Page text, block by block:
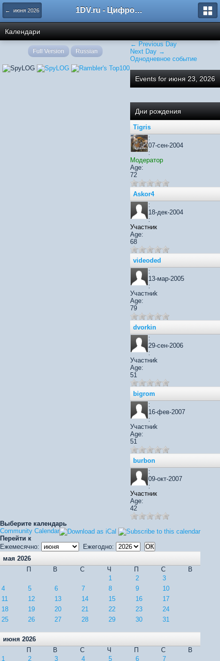
← июня 2026 1DV.ru - Цифровое видео
Календари
← Previous Day
Next Day →
Однодневное событие
Events for июня 23, 2026
Дни рождения
Tigris
:
07-сен-2004
:
Модератор
Age:
72
Askor4
:
18-дек-2004
:
Участник
Age:
68
videoded
:
13-мар-2005
:
Участниk
Age:
79
dvorkin
:
29-сен-2006
:
Участниk
Age:
51
bigrom
:
16-фев-2007
:
Участниk
Age:
51
burbon
:
09-окт-2007
:
Участник
Age:
42
Выберите календарь
Community Calendar
Перейти к
Ежемесячно:
Ежегодно:
мая 2026
П
В С Ч П С
В
1
2
3
4
5 6 7 8 9
10
11
12 13 14 15 16
17
18
19 20 21 22 23
24
25
26 27 28 29 30 31
июня 2026
П
В С Ч П С
В
1
2 3 4 5 6 7
Full Version Russian